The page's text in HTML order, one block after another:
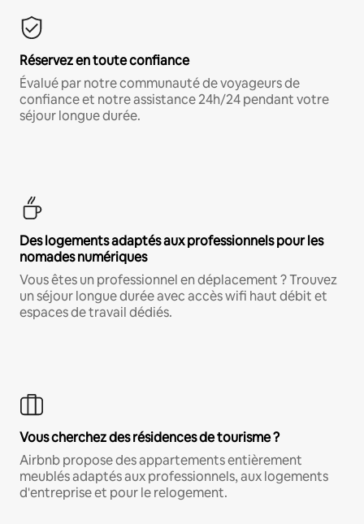
Réservez en toute confiance
Évalué par notre communauté de voyageurs de
confiance et notre assistance 24h/24 pendant votre
séjour longue durée.
Des logements adaptés aux professionnels pour les
nomades numériques
Vous êtes un professionnel en déplacement ? Trouvez
un séjour longue durée avec accès wifi haut débit et
espaces de travail dédiés.
Vous cherchez des résidences de tourisme ?
Airbnb propose des appartements entièrement
meublés adaptés aux professionnels, aux logements
d'entreprise et pour le relogement.